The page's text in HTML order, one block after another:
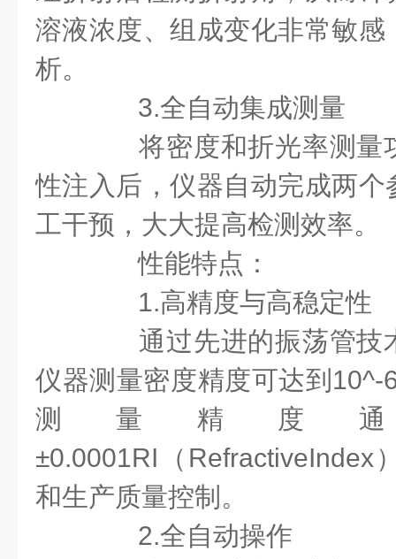
溶液浓度、组成变化非常敏
析。
3.全自动集成测量
将密度和折光率测量
性注入后，仪器自动完成两
工干预，大大提高检测效率。
性能特点：
1.高精度与高稳定性
通过先进的振荡管技
仪器测量密度精度可达到10^-
测量精度
±0.0001RI（RefractiveIndex
和生产质量控制。
2.全自动操作